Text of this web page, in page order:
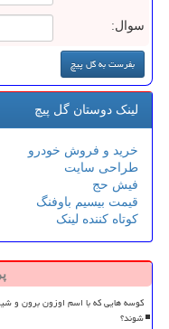
سوال:
لینک دوستان گل پیچ
خرید و فروش خودرو
طراحی سایت
فیش حج
قیمت بیسیم باوفنگ
کوتاه کننده لینک
کوسه هایی که با اسم اوزون برون و
شوند؟